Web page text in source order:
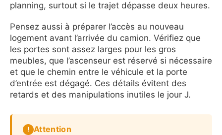
planning, surtout si le trajet dépasse deux heures.
Pensez aussi à préparer l’accès au nouveau
logement avant l’arrivée du camion. Vérifiez que
les portes sont assez larges pour les gros
meubles, que l’ascenseur est réservé si nécessaire
et que le chemin entre le véhicule et la porte
d’entrée est dégagé. Ces détails évitent des
retards et des manipulations inutiles le jour J.
Attention